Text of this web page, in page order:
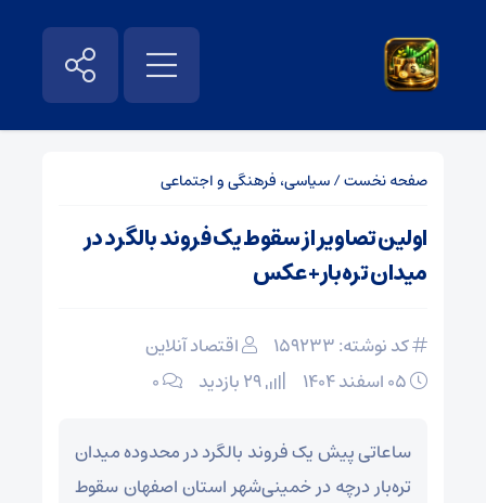
صفحه نخست/سیاسی، فرهنگی و اجتماعی
اولین تصاویر از سقوط یک فروند بالگرد در
میدان تره‌بار+ عکس
کد نوشته: 159233
اقتصاد آنلاین
۰
ساعاتی پیش یک فروند بالگرد در محدوده میدان
تره‌بار درچه در خمینی‌شهر استان اصفهان سقوط